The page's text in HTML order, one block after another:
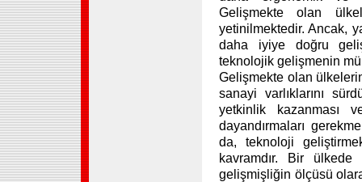
Gelişmekte olan
yetinilmektedir. Ancak,
daha iyiye doğru
teknolojik gelişmenin
Gelişmekte olan
sanayi varlıklarını
yetkinlik kazanması
dayandırmaları
da, teknoloji
kavramdır. Bir
gelişmişliğin ölçüsü